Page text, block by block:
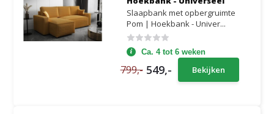
Slaapbank met opbergruimte
Pom | Hoekbank - Univer...
Ca. 4 tot 6 weken
799,- 549,- Bekijken